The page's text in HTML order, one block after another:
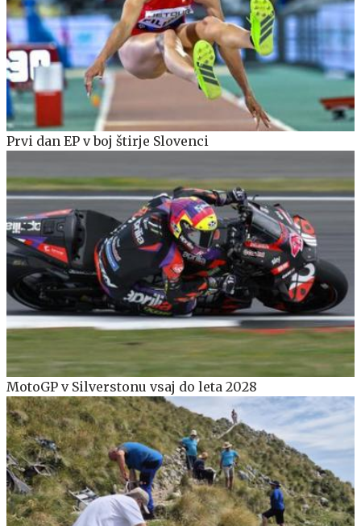
Prvi dan EP v boj štirje Slovenci
MotoGP v Silverstonu vsaj do leta 2028